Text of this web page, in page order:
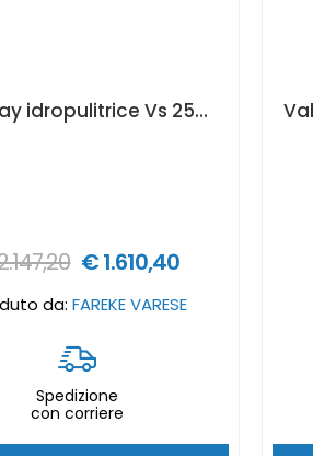
Valspray idropulitrice Vs 2500 - 230V
€ 1.610,40
da:FAREKE VARESE
Spedizione
con corriere